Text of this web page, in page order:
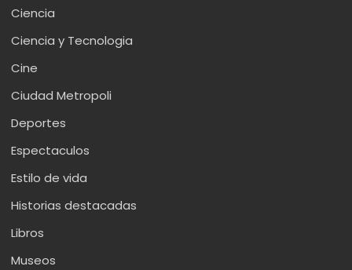
Ciencia
Ciencia y Tecnologia
Cine
Ciudad Metropoli
Deportes
Espectaculos
Estilo de vida
Historias destacadas
Libros
Museos